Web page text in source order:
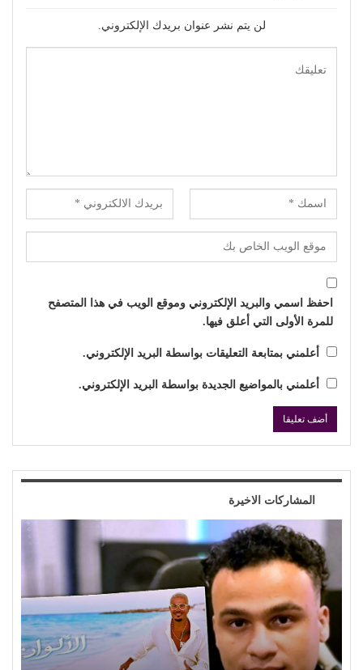
لن يتم نشر عنوان بريدك الإلكتروني.
احفظ اسمي والبريد الإلكتروني وموقع الويب في هذا المتصفح
للمرة الأولى التي أعلق فيها.
أعلمني بمتابعة التعليقات بواسطة البريد الإلكتروني.
أعلمني بالمواضيع الجديدة بواسطة البريد الإلكتروني.
المشاركات الاخيرة